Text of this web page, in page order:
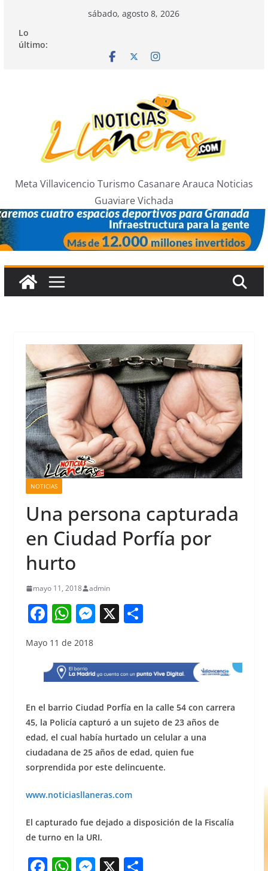
contenido
sábado, agosto 8, 2026
Lo
último:
Meta Villavicencio Turismo Casanare Arauca Noticias
Guaviare Vichada
NOTICIAS
Una persona capturada
en Ciudad Porfía por
hurto
mayo 11, 2018 admin
F
c
e
b
o
o
k
W
at
s
A
p
p
M
e
n
g
er
X S
e
Mayo 11 de 2018
En el barrio Ciudad Porfía en la calle 54 con carrera
45, la Policía capturó a un sujeto de 23 años de
edad, el cual había hurtado un celular a una
ciudadana de 25 años de edad, quien fue
sorprendida por este delincuente.
www.noticiasllaneras.com
El capturado fue dejado a disposición de la Fiscalía
de turno en la URI.